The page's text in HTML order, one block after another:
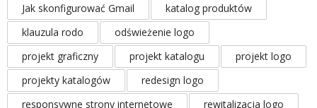
Jak skonfigurować Gmail
katalog produktów
klauzula rodo
odświeżenie logo
projekt graficzny
projekt katalogu
projekt logo
projekty katalogów
redesign logo
responsywne strony internetowe
rewitalizacja logo